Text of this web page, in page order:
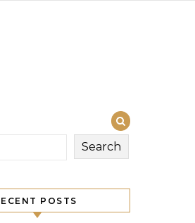
Search
POSTS